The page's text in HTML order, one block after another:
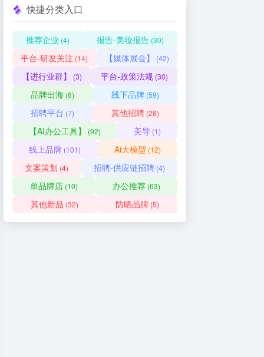
快捷分类入口
推荐企业 (4) 报告-美妆报告 (30)
平台-研发关注 (14) 【媒体展会】 (42)
【进行业群】 (3) 平台-政策法规 (30)
品牌出海 (6) 线下品牌(59)
招聘平台 (7) 其他招聘(28)
【AI办公工具】 (92) 美导 (1)
线上品牌 (101) Ai大模型 (12)
文案策划 (4) 招聘-供应链招聘(4)
单品牌店(10) 办公推荐(63)
其他新品 (32) 防晒品牌 (5)